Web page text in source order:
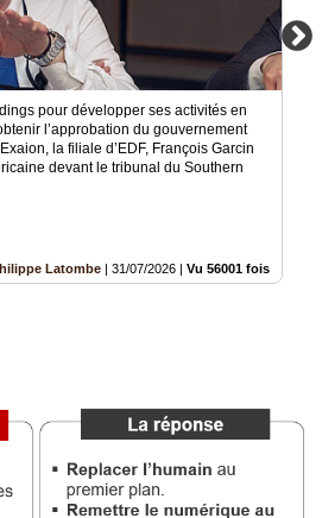
pour développer ses activités en
l’approbation du gouvernement
la filiale d’EDF, François Garcin
devant le tribunal du Southern
Latombe
31/07/2026 Vu 56001 fois